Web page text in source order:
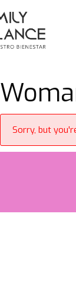
Sorry, but